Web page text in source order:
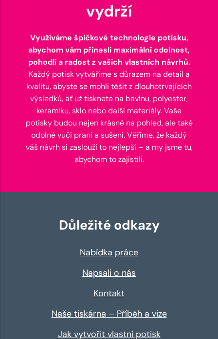
vydrží
Využíváme špičkové technologie potisku,
abychom vám přinesli maximální odolnost,
pohodlí a radost z vašich vlastních návrhů.
Každý potisk vytváříme s důrazem na detail a
kvalitu, abyste se mohli těšit z dlouhotrvajících
výsledků, ať už tisknete na bavlnu, polyester,
keramiku, sklo nebo další materiály. Vaše
potisky budou nejen krásné na pohled, ale také
odolné vůči praní a sušení. Věříme, že každý
váš návrh si zaslouží to nejlepší – a my jsme tu,
abychom to zajistili.
Důležité odkazy
Nabídka práce
Napsali o nás
Kontakt
Naše tiskárna – Příběh a vize
Jak vytvořit vlastní potisk